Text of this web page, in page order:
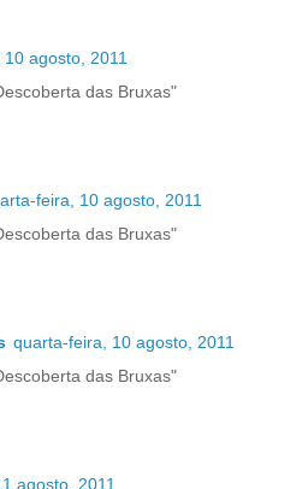
agosto, 2011
das Bruxas"
feira, 10 agosto, 2011
das Bruxas"
quarta-feira, 10 agosto, 2011
das Bruxas"
agosto, 2011